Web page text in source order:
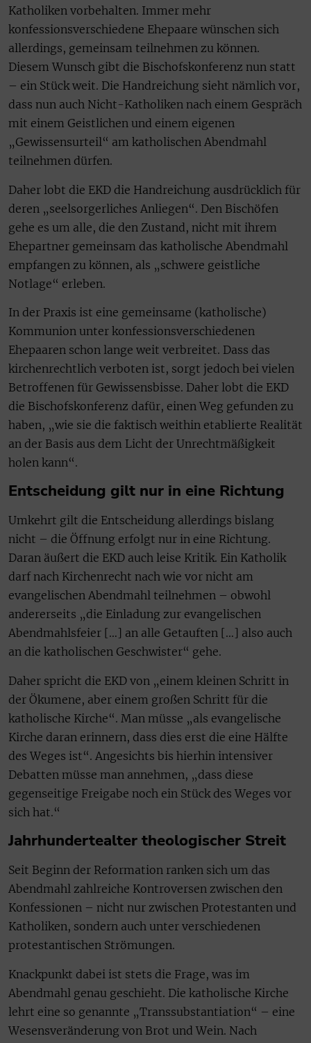
Katholiken vorbehalten. Immer mehr
konfessionsverschiedene Ehepaare wünschen sich
allerdings, gemeinsam teilnehmen zu können.
Diesem Wunsch gibt die Bischofskonferenz nun statt
– ein Stück weit. Die Handreichung sieht nämlich vor,
dass nun auch Nicht-Katholiken nach einem Gespräch
mit einem Geistlichen und einem eigenen
„Gewissensurteil“ am katholischen Abendmahl
teilnehmen dürfen.
Daher lobt die EKD die Handreichung ausdrücklich für
deren „seelsorgerliches Anliegen“. Den Bischöfen
gehe es um alle, die den Zustand, nicht mit ihrem
Ehepartner gemeinsam das katholische Abendmahl
empfangen zu können, als „schwere geistliche
Notlage“ erleben.
In der Praxis ist eine gemeinsame (katholische)
Kommunion unter konfessionsverschiedenen
Ehepaaren schon lange weit verbreitet. Dass das
kirchenrechtlich verboten ist, sorgt jedoch bei vielen
Betroffenen für Gewissensbisse. Daher lobt die EKD
die Bischofskonferenz dafür, einen Weg gefunden zu
haben, „wie sie die faktisch weithin etablierte Realität
an der Basis aus dem Licht der Unrechtmäßigkeit
holen kann“.
Entscheidung gilt nur in eine Richtung
Umkehrt gilt die Entscheidung allerdings bislang
nicht – die Öffnung erfolgt nur in eine Richtung.
Daran äußert die EKD auch leise Kritik. Ein Katholik
darf nach Kirchenrecht nach wie vor nicht am
evangelischen Abendmahl teilnehmen – obwohl
andererseits „die Einladung zur evangelischen
Abendmahlsfeier […] an alle Getauften […] also auch
an die katholischen Geschwister“ gehe.
Daher spricht die EKD von „einem kleinen Schritt in
der Ökumene, aber einem großen Schritt für die
katholische Kirche“. Man müsse „als evangelische
Kirche daran erinnern, dass dies erst die eine Hälfte
des Weges ist“. Angesichts bis hierhin intensiver
Debatten müsse man annehmen, „dass diese
gegenseitige Freigabe noch ein Stück des Weges vor
sich hat.“
Jahrhundertealter theologischer Streit
Seit Beginn der Reformation ranken sich um das
Abendmahl zahlreiche Kontroversen zwischen den
Konfessionen – nicht nur zwischen Protestanten und
Katholiken, sondern auch unter verschiedenen
protestantischen Strömungen.
Knackpunkt dabei ist stets die Frage, was im
Abendmahl genau geschieht. Die katholische Kirche
lehrt eine so genannte „Transsubstantiation“ – eine
Wesensveränderung von Brot und Wein. Nach